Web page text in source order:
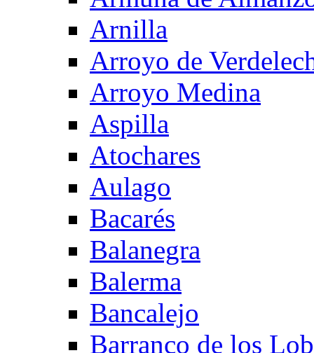
Arnilla
Arroyo de
Arroyo Medina
Aspilla
Atochares
Aulago
Bacarés
Balanegra
Balerma
Bancalejo
Barranco de los